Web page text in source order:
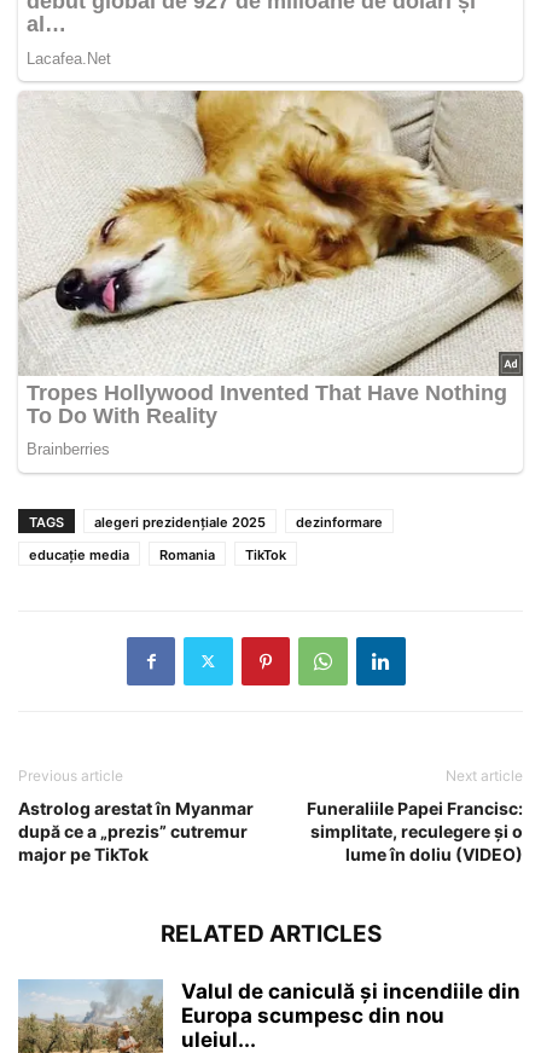
TAGS alegeri prezidențiale 2025
dezinformare
educație media
Romania TikTok
Previous article
Astrolog arestat în Myanmar
după ce a „prezis” cutremur
major pe TikTok
Next article
Funeraliile Papei Francisc:
simplitate, reculegere și o
lume în doliu (VIDEO)
RELATED ARTICLES
Valul de caniculă și incendiile din
Europa scumpesc din nou
uleiul...